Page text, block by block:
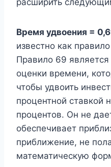
Время удвоения =
известно как
Правило 69
оценки времени,
чтобы удвоить
процентной ставкой
процентов. Он не
обеспечивает
приближение, не
математическую